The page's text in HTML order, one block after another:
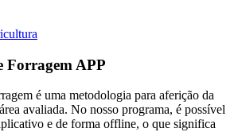
Forragem APP
é uma metodologia para aferição da
avaliada. No nosso programa, é possível
e de forma offline, o que significa